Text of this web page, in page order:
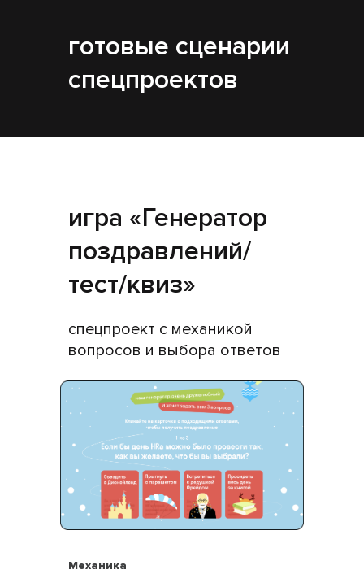
готовые сценарии
спецпроектов
игра «Генератор
поздравлений/
тест/квиз»
спецпроект с механикой
вопросов и выбора ответов
Механика